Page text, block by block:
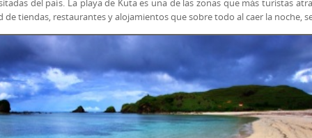
del país. La playa de Kuta es una de las zonas que más turistas
tiendas, restaurantes y alojamientos que sobre todo al caer la noche,